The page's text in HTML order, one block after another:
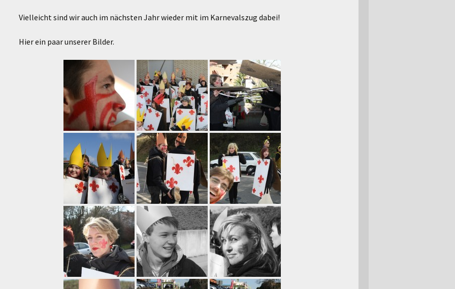
Vielleicht sind wir auch im nächsten Jahr wieder mit im Karnevalszug dabei!
Hier ein paar unserer Bilder.